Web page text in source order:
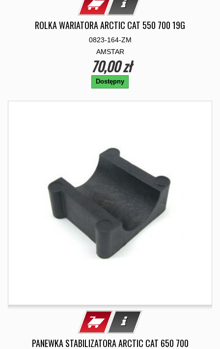
ROLKA WARIATORA ARCTIC CAT 550 700 19G
0823-164-ZM
AMSTAR
70,00 zł
Dostępny
PANEWKA STABILIZATORA ARCTIC CAT 650 700